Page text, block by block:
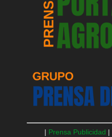
| Prensa Publicidad |